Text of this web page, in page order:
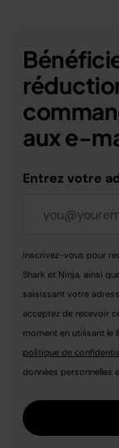
aux e-
Entrez votre
Inscrivez-vous pour
Shark et Ninja, ainsi
saisissant votre
acceptez de recevoir
moment en utilisant le
politique de
données personnelles